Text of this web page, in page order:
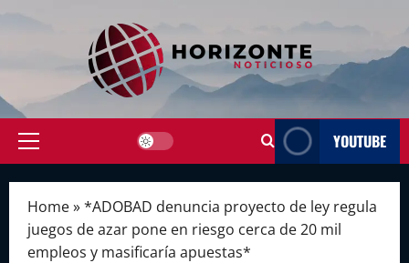
Primary
YOUTUBE
Home»*ADOBAD denuncia proyecto de ley regula
juegos de azar pone en riesgo cerca de 20 mil
empleos y masificaría apuestas*